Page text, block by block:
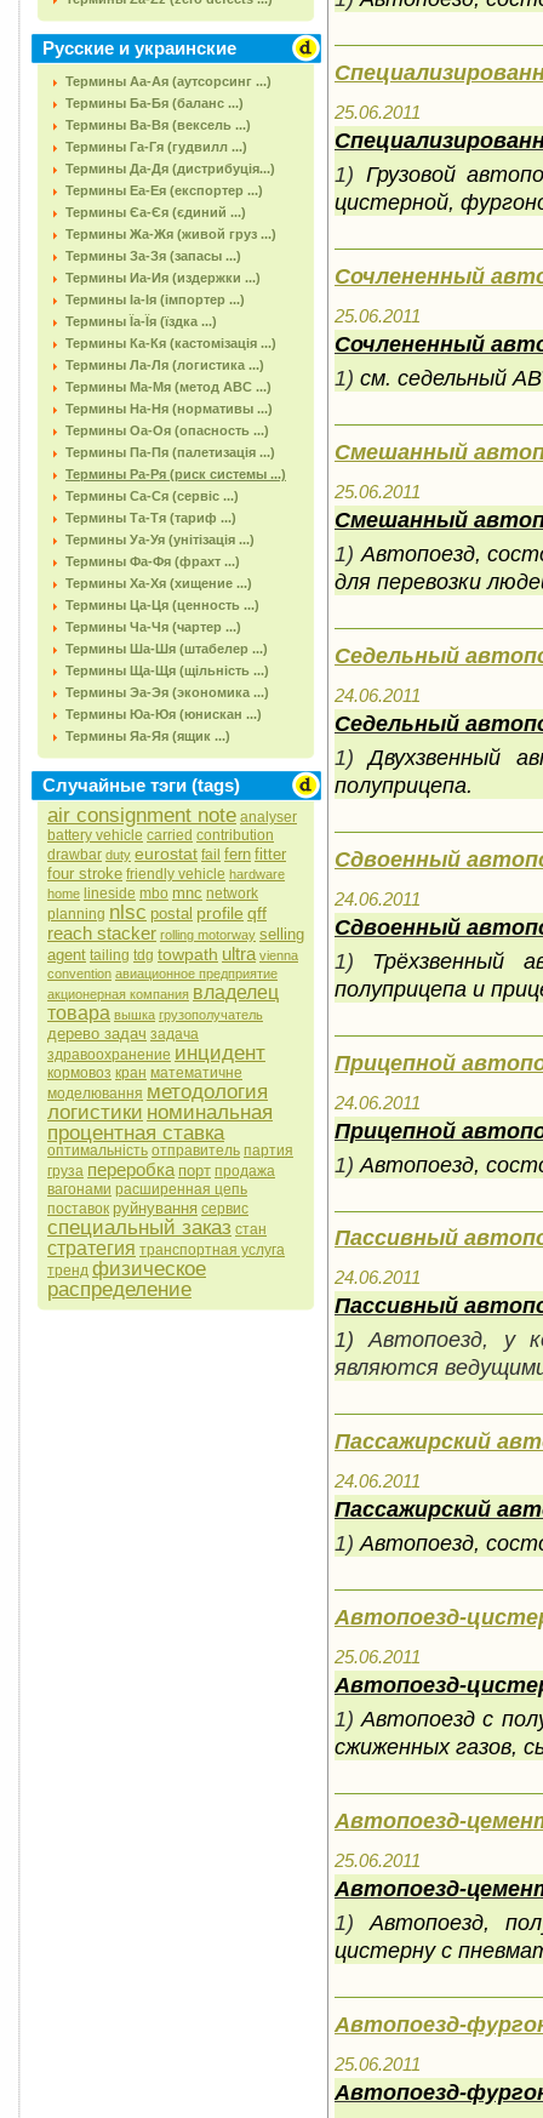
Русские и украинские
Термины Аа-Ая (аутсорсинг ...)
Термины Ба-Бя (баланс ...)
Термины Ва-Вя (вексель ...)
Термины Га-Гя (гудвилл ...)
Термины Да-Дя (дистрибуція...)
Термины Еа-Ея (експортер ...)
Термины Єа-Єя (єдиний ...)
Термины Жа-Жя (живой груз ...)
Термины За-Зя (запасы ...)
Термины Иа-Ия (издержки ...)
Термины Іа-Ія (імпортер ...)
Термины Їа-Їя (їздка ...)
Термины Ка-Кя (кастомізація ...)
Термины Ла-Ля (логистика ...)
Термины Ма-Мя (метод АВС ...)
Термины На-Ня (нормативы ...)
Термины Оа-Оя (опасность ...)
Термины Па-Пя (палетизація ...)
Термины Ра-Ря (риск системы ...)
Термины Са-Ся (сервіс ...)
Термины Та-Тя (тариф ...)
Термины Уа-Уя (унітізація ...)
Термины Фа-Фя (фрахт ...)
Термины Ха-Хя (хищение ...)
Термины Ца-Ця (ценность ...)
Термины Ча-Чя (чартер ...)
Термины Ша-Шя (штабелер ...)
Термины Ща-Щя (щільність ...)
Термины Эа-Эя (экономика ...)
Термины Юа-Юя (юнискан ...)
Термины Яа-Яя (ящик ...)
Случайные тэги (tags)
air consignment note analyser
battery vehicle carried contribution
drawbar duty eurostat fail fern fitter
four stroke friendly vehicle hardware
home lineside mbo mnc network
planning nlsc postal profile qff
reach stacker rolling motorway selling
agent tailing tdg towpath ultra vienna
convention авиационное предприятие
акционерная компания владелец
товара вышка грузополучатель
дерево задач задача
здравоохранение инцидент
кормовоз кран математичне
моделювання методология
логистики номинальная
процентная ставка
оптимальність отправитель партия
груза переробка порт продажа
вагонами расширенная цепь
поставок руйнування сервис
специальный заказ стан
стратегия транспортная услуга
тренд физическое
распределение
25.06.2011
1) Грузовой
цистерной,
Сочлененный
25.06.2011
Сочлененный
1) см. седельный
Смешанный
25.06.2011
Смешанный
1) Автопоезд,
для перевозки
Седельный
24.06.2011
Седельный
1)Двухзвенный
полуприцепа.
Сдвоенный
24.06.2011
Сдвоенный
1) Трёхзвенный
полуприцепа и
Прицепной
24.06.2011
Прицепной
1) Автопоезд,
Пассивный
24.06.2011
Пассивный
1) Автопоезд, у
являются
Пассажирский
24.06.2011
Пассажирский
1)Автопоезд,
Автопоезд-
25.06.2011
Автопоезд-
1)Автопоезд с
сжиженных газов,
Автопоезд-
25.06.2011
Автопоезд-
1)Автопоезд,
цистерну с
Автопоезд-
25.06.2011
Автопоезд-